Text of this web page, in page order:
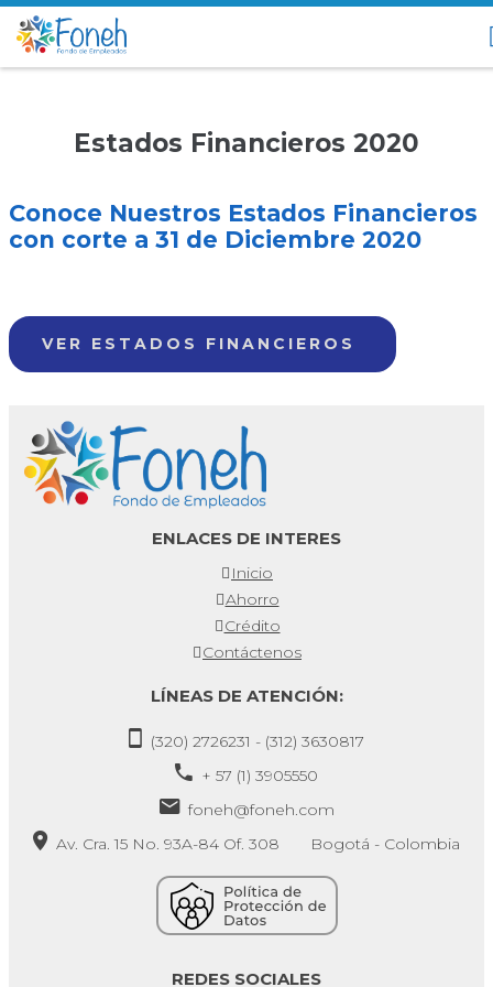
Estados Financieros 2020
Conoce Nuestros Estados Financieros
con corte a 31 de Diciembre 2020
VER ESTADOS FINANCIEROS
ENLACES DE INTERES
Inicio
Ahorro
Crédito
Contáctenos
LÍNEAS DE ATENCIÓN:
(320) 2726231 - (312) 3630817
+ 57 (1) 3905550
foneh@foneh.com
Av. Cra. 15 No. 93A-84 Of. 308 Bogotá - Colombia
REDES SOCIALES